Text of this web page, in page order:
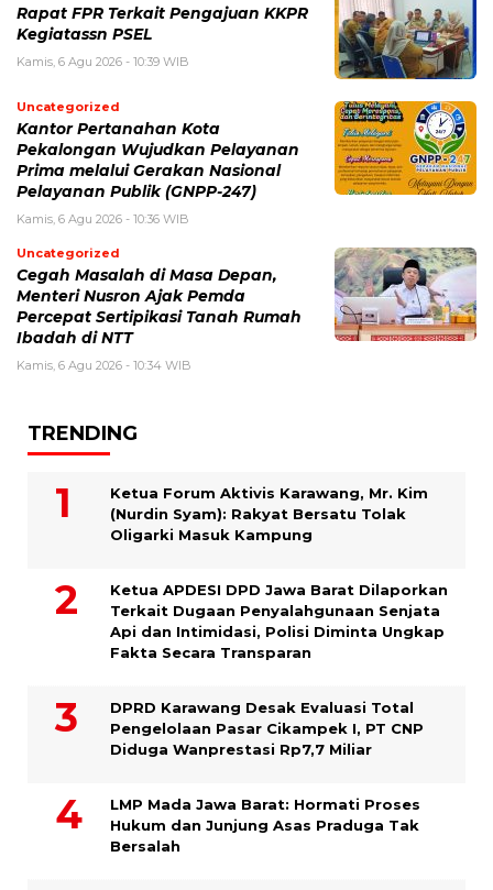
Rapat FPR Terkait Pengajuan KKPR
Kegiatassn PSEL
Kamis, 6 Agu 2026 - 10:39 WIB
Uncategorized
Kantor Pertanahan Kota
Pekalongan Wujudkan Pelayanan
Prima melalui Gerakan Nasional
Pelayanan Publik (GNPP-247)
Kamis, 6 Agu 2026 - 10:36 WIB
Uncategorized
Cegah Masalah di Masa Depan,
Menteri Nusron Ajak Pemda
Percepat Sertipikasi Tanah Rumah
Ibadah di NTT
Kamis, 6 Agu 2026 - 10:34 WIB
TRENDING
Ketua Forum Aktivis Karawang, Mr. Kim
(Nurdin Syam): Rakyat Bersatu Tolak
Oligarki Masuk Kampung
Ketua APDESI DPD Jawa Barat Dilaporkan
Terkait Dugaan Penyalahgunaan Senjata
Api dan Intimidasi, Polisi Diminta Ungkap
Fakta Secara Transparan
DPRD Karawang Desak Evaluasi Total
Pengelolaan Pasar Cikampek I, PT CNP
Diduga Wanprestasi Rp7,7 Miliar
LMP Mada Jawa Barat: Hormati Proses
Hukum dan Junjung Asas Praduga Tak
Bersalah